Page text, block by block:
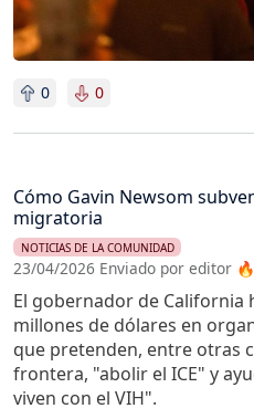
0 0
Cómo Gavin Newsom
migratoria
NOTICIAS DE LA COMUNIDAD
23/04/2026 Enviado por editor
El gobernador de California
millones de dólares en
que pretenden, entre otras
frontera, "abolir el ICE" y
viven con el VIH".